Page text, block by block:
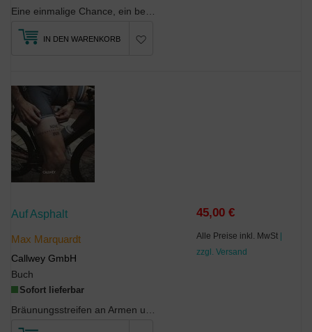
IN DEN WARENKORB
Auf Asphalt
Max Marquardt
Callwey GmbH
Buch
Sofort lieferbar
45,00 €
Alle Preise inkl. MwSt |
zzgl. Versand